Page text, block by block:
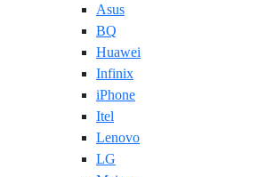
Asus
BQ
Huawei
Infinix
iPhone
Itel
Lenovo
LG